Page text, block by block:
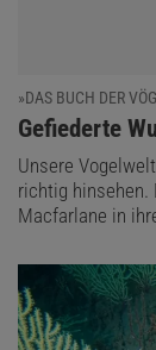
»DAS BUCH DER
:
Gefiederte
Unsere
richtig hinsehen.
Macfarlane in